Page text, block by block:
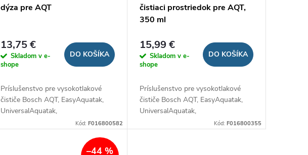
dýza pre AQT
13,75 €
Skladom v e-
shope
DO KOŠÍKA
Príslušenstvo pre vysokotlakové
čističe Bosch AQT, EasyAquatak,
UniversalAquatak,
Kód: F016800582
čistiaci prostriedok pre AQT,
350 ml
15,99 €
Skladom v e-
shope
DO KOŠÍKA
Príslušenstvo pre vysokotlakové
čističe Bosch AQT, EasyAquatak,
UniversalAquatak,
Kód: F016800355
–44 %